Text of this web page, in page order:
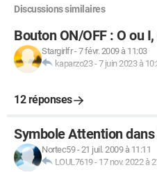
Discussions similaires
Bouton ON/OFF : O ou
Stargirlfr-7 févr. 2009 à 11:03
kaparzo23-7 juin 2023 à
12 réponses
Symbole Attention dans
Nortec59-21 juil. 2009 à 11:11
LOUL7619- 17 nov. 2022 à